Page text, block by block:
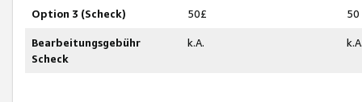
Option 3 (Scheck) 50£ 50
Bearbeitungsgebühr
Scheck
k.A.